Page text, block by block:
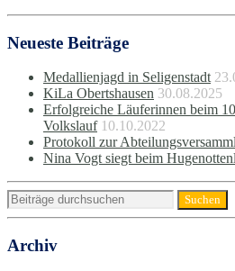
Neueste Beiträge
Medallienjagd in Seligenstadt
KiLa Obertshausen 30.08.2025
Erfolgreiche Läuferinnen beim
Volkslauf 10.10.2022
Protokoll zur
Nina Vogt siegt beim
Archiv